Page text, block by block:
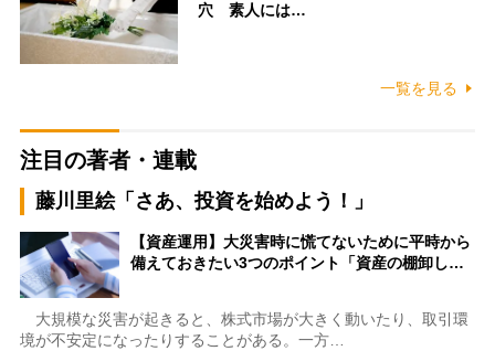
穴 素人には…
一覧を見る
注目の著者・連載
藤川里絵「さあ、投資を始めよう！」
【資産運用】大災害時に慌てないために平時から
備えておきたい3つのポイント「資産の棚卸し…
大規模な災害が起きると、株式市場が大きく動いたり、取引環
境が不安定になったりすることがある。一方…